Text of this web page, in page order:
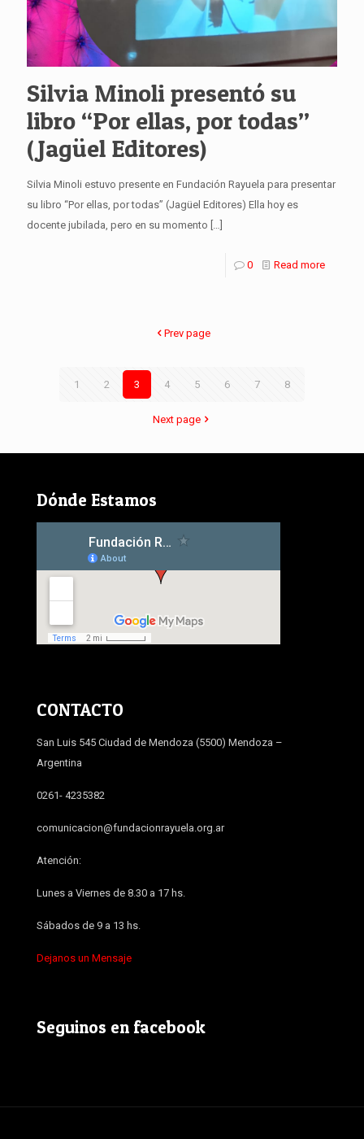
Silvia Minoli presentó su
libro “Por ellas, por todas”
(Jagüel Editores)
Silvia Minoli estuvo presente en Fundación Rayuela para presentar
su libro “Por ellas, por todas” (Jagüel Editores) Ella hoy es
docente jubilada, pero en su momento […]
0 Read more
Prev page
1 2 3 4 5 6 7 8
Next page
Dónde Estamos
CONTACTO
San Luis 545 Ciudad de Mendoza (5500) Mendoza –
Argentina
0261- 4235382
comunicacion@fundacionrayuela.org.ar
Atención:
Lunes a Viernes de 8.30 a 17 hs.
Sábados de 9 a 13 hs.
Dejanos un Mensaje
Seguinos en facebook